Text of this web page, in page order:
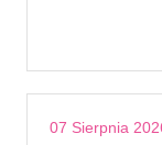
07 Sierpnia